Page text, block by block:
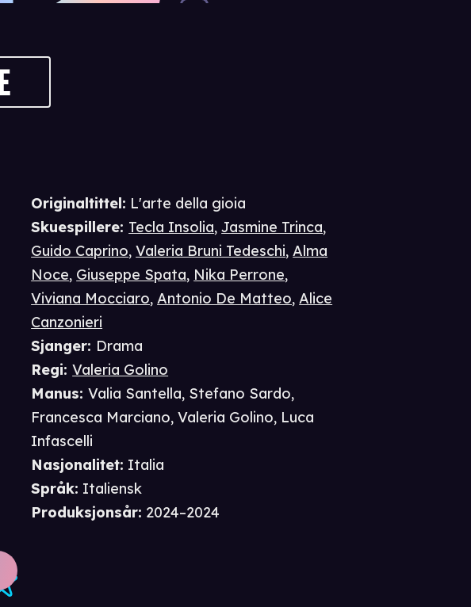
Originaltittel: L'arte della gioia
Skuespillere: Tecla Insolia,Jasmine Trinca,
Guido Caprino,Valeria Bruni Tedeschi,Alma
Noce, Giuseppe Spata, Nika Perrone,
Viviana Mocciaro,Antonio De Matteo,Alice
Canzonieri
Sjanger: Drama
Regi:Valeria Golino
Manus:Valia Santella, Stefano Sardo,
Francesca Marciano,Valeria Golino, Luca
Infascelli
Nasjonalitet: Italia
Språk: Italiensk
Produksjonsår: 2024–2024